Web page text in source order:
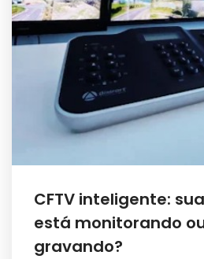
CFTV inteligente:
está monitorando
gravando?